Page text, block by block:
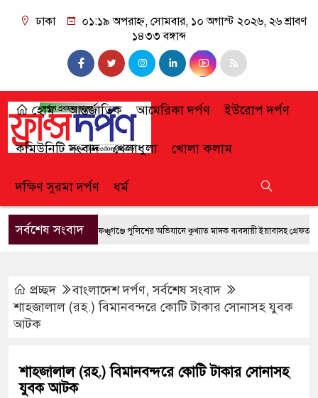
ঢাকা
০১:১৯ অপরাহ্ন, সোমবার, ১০ অগাস্ট ২০২৬, ২৬ শ্রাবণ
১৪৩৩ বঙ্গাব্দ
হোম আন্তর্জাতিক আমেরিকা দর্পণ ইউরোপ দর্পণ
কমিউনিটি সংবাদ খেলাধুলা খোলা কলাম
দক্ষিণ সুরমা দর্পণ ধর্ম
সর্বশেষ সংবাদফেঞ্চুগঞ্জে পুলিশের অভিযানে কুখ্যাত মাদক ব্যবসায়ী ইয়াবাসহ গ্রেফতার
প্রচ্ছদ বাংলাদেশ দর্পণ,সর্বশেষ সংবাদ
শাহজালাল (রহ.) বিমানবন্দরে কোটি টাকার সোনাসহ যুবক
আটক
শাহজালাল (রহ.) বিমানবন্দরে কোটি টাকার সোনাসহ
যুবক আটক